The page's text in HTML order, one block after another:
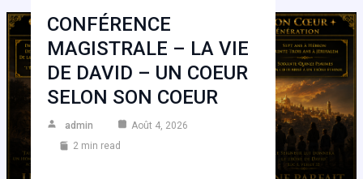
CONFÉRENCE
MAGISTRALE – LA VIE
DE DAVID – UN COEUR
SELON SON COEUR
admin
Août 4, 2026
2 min read